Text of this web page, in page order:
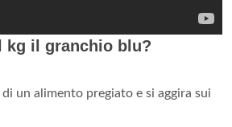
kg il granchio blu?
un alimento pregiato e si aggira sui